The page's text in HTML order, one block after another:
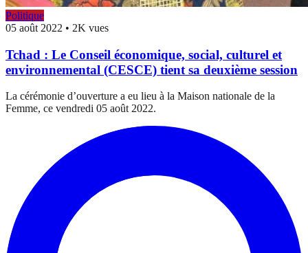
Politique
05 août 2022 • 2K vues
Tchad : Le Conseil économique, social, culturel et
environnemental (CESCE) tient sa deuxième session
La cérémonie d’ouverture a eu lieu à la Maison nationale de la
Femme, ce vendredi 05 août 2022.